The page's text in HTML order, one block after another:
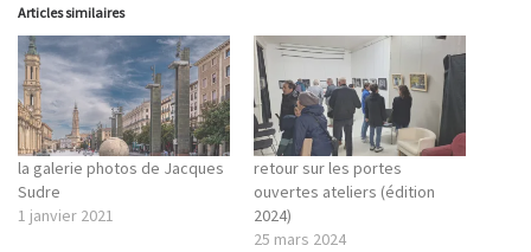
Articles similaires
la galerie photos de Jacques
Sudre
1 janvier 2021
retour sur les portes
ouvertes ateliers (édition
2024)
25 mars 2024